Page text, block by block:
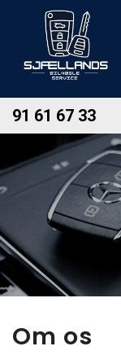
hovedindhold
91 61 67 33
Om os